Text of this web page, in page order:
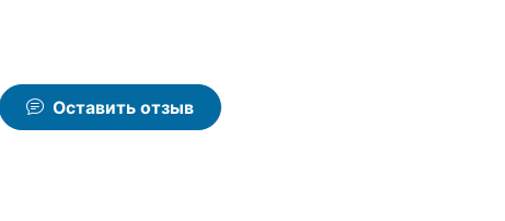
Оставить отзыв